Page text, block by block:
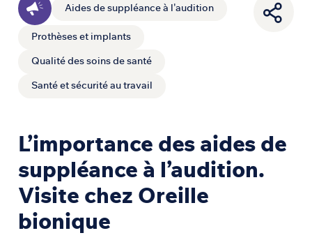
Aides de suppléance à l'audition
Prothèses et implants
Qualité des soins de santé
Santé et sécurité au travail
L’importance des aides de
suppléance à l’audition.
Visite chez Oreille
bionique